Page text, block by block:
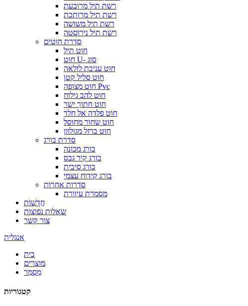
רשת תיל מרובעת
רשת תיל מרותכת
רשת תיל משושה
רשת תיל נירוסטה
סדרת חוטים
חוט תיל
חוט U- סוג
חוט עניבת לולאה
חוט סליל קטן
חוט מצופה Pvc
חוט להב גילוח
חוט חתוך ישר
חוט פלדה אל חלד
חוט שחור מחוסל
חוט ברזל מגולוון
סדרת בורג
בורג מכונה
בורג קיר גבס
בורג סיבית
בורג קידוח עצמי
סדרות אחרות
מסמרת עיוורת
חֲדָשׁוֹת
שאלות נפוצות
צור קשר
אנגלית
בית
מוצרים
מַסְמֵר
קטגוריות